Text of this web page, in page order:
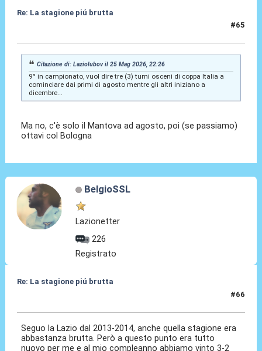
Re: La stagione piú brutta
#65
Citazione di: Laziolubov il 25 Mag 2026, 22:26
9° in campionato, vuol dire tre (3) turni osceni di coppa Italia a
cominciare dai primi di agosto mentre gli altri iniziano a
dicembre...
Ma no, c'è solo il Mantova ad agosto, poi (se passiamo)
ottavi col Bologna
BelgioSSL
Lazionetter
226
Registrato
Re: La stagione piú brutta
#66
Seguo la Lazio dal 2013-2014, anche quella stagione era
abbastanza brutta. Però a questo punto era tutto
nuovo per me e al mio compleanno abbiamo vinto 3-2